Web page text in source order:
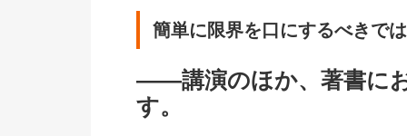
簡単に限界を口にするべきで
――講演のほか、著書に
す。